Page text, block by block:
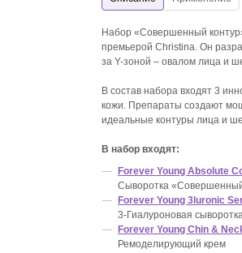
Набор «Совершенный
премьерой Christina. Он
за Y-зоной – овалом лица и
В состав набора входят 3
кожи. Препараты создают
идеальные контуры лица и
В набор входят:
Forever Young Absolute
Сыворотка
Forever Young 3luronic
3-Гиалуроновая
Forever Young Chin &
Ремоделирующий крем